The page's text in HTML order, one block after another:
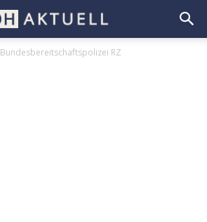
Bundesbereitschaftspolizei RZ